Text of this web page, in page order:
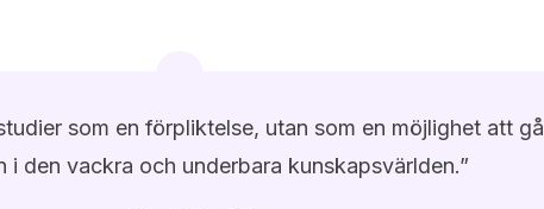
som en förpliktelse, utan som en möjlighet att gå
i den vackra och underbara kunskapsvärlden.”